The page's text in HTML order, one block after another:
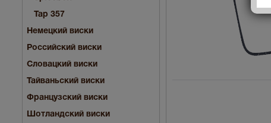
Tap 357
Немецкий виски
Российский виски
Словацкий виски
Тайваньский виски
Французский виски
Шотландский виски